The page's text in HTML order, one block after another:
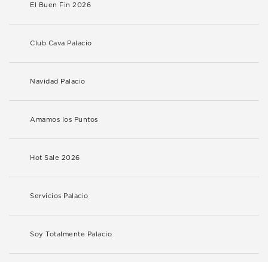
El Buen Fin 2026
Club Cava Palacio
Navidad Palacio
Amamos los Puntos
Hot Sale 2026
Servicios Palacio
Soy Totalmente Palacio